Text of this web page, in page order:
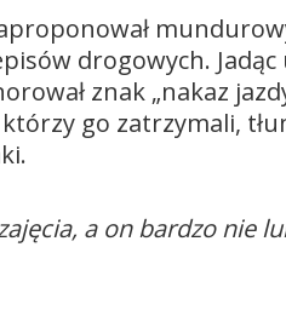
drogowych.
znak „nakaz
go zatrzymali,
a on bardzo nie